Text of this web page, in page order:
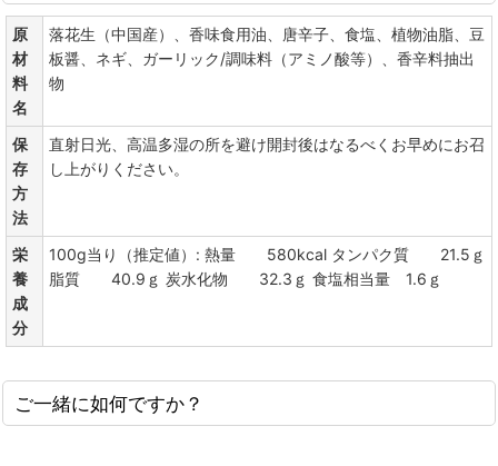
原
材
料
名
落花生（中国産）、香味食用油、唐辛子、食塩、植物油脂、豆
板醤、ネギ、ガーリック/調味料（アミノ酸等）、香辛料抽出
物
保
存
方
法
直射日光、高温多湿の所を避け開封後はなるべくお早めにお召
し上がりください。
栄
養
成
分
100g当り（推定値）: 熱量 580kcal タンパク質 21.5ｇ
脂質 40.9ｇ 炭水化物 32.3ｇ 食塩相当量 1.6ｇ
ご一緒に如何ですか？